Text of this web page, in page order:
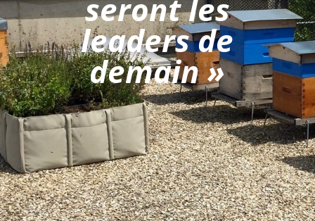
seront les
leaders de
demain »